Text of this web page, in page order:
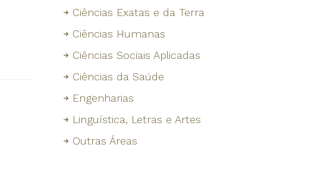
Ciências Exatas e da Terra
Ciências Humanas
Ciências Sociais Aplicadas
Ciências da Saúde
Engenharias
Linguística, Letras e Artes
Outras Áreas